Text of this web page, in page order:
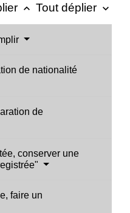
keyboard_arrow_up Tout déplier keyboard_arrow_down
de nationalité
de
conserver une
faire un